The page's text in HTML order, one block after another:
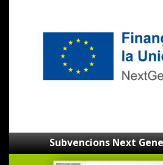
Subvencions Next